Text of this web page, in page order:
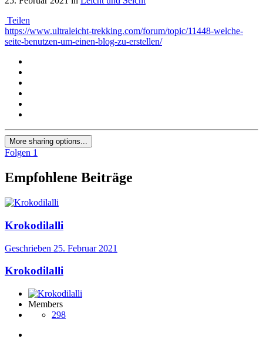
Teilen
https://www.ultraleicht-trekking.com/forum/topic/11448-welche-
seite-benutzen-um-einen-blog-zu-erstellen/
More sharing options...
Folgen 1
Empfohlene Beiträge
Krokodilalli
Geschrieben 25. Februar 2021
Krokodilalli
Members
298